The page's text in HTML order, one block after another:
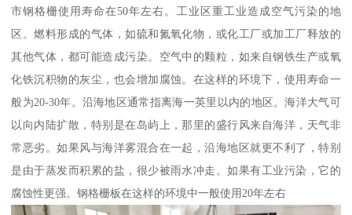
市钢格栅使用寿命在50年左右。工业区重工业造成空气污染的地
区。燃料形成的气体，如硫和氮氧化物，或化工厂或加工厂释放的
其他气体，都可能造成污染。空气中的颗粒，如来自钢铁生产或氧
化铁沉积物的灰尘，也会增加腐蚀。在这样的环境下，使用寿命一
般为20-30年。沿海地区通常指离海一英里以内的地区。海洋大气可
以向内陆扩散，特别是在岛屿上，那里的盛行风来自海洋，天气非
常恶劣。如果风与海洋雾混合在一起，沿海地区就更不利了，特别
是由于蒸发而积累的盐，很少被雨水冲走。如果有工业污染，它的
腐蚀性更强。钢格栅板在这样的环境中一般使用20年左右